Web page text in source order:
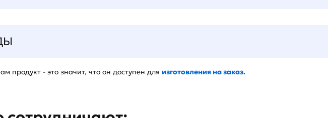
продукт - это значит, что он доступен для изготовления на заказ.